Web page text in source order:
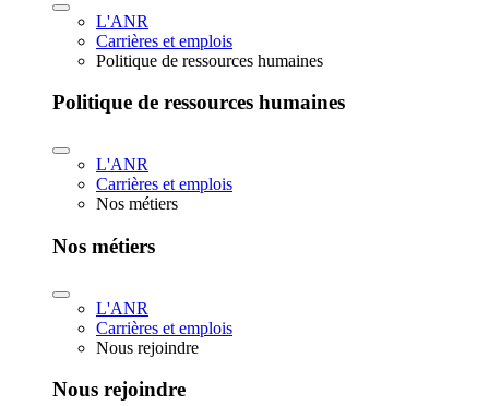
L'ANR
Carrières et emplois
Politique de ressources humaines
Politique de ressources humaines
L'ANR
Carrières et emplois
Nos métiers
Nos métiers
L'ANR
Carrières et emplois
Nous rejoindre
Nous rejoindre